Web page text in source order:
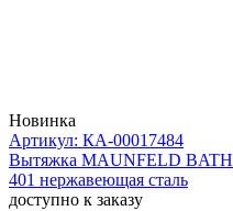
Новинка
Артикул: КА-00017484
Вытяжка MAUNFELD BATH
401 нержавеющая сталь
доступно к заказу